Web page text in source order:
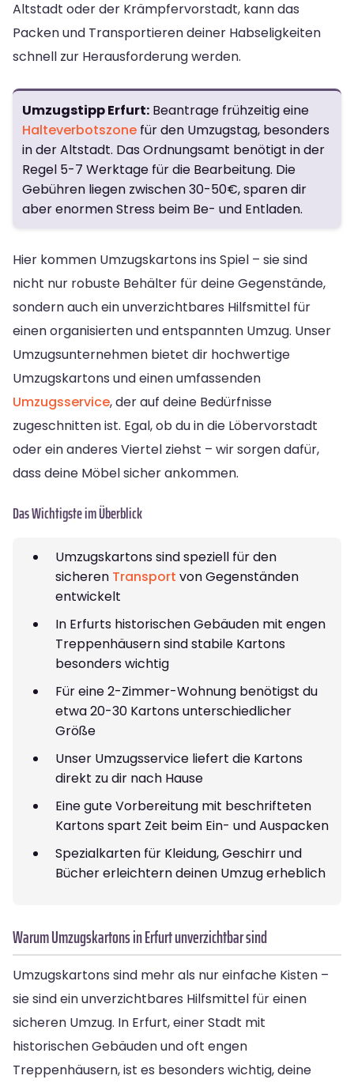
Altstadt oder der Krämpfervorstadt, kann das
Packen und Transportieren deiner Habseligkeiten
schnell zur Herausforderung werden.
Umzugstipp Erfurt: Beantrage frühzeitig eine
Halteverbotszone für den Umzugstag, besonders
in der Altstadt. Das Ordnungsamt benötigt in der
Regel 5-7 Werktage für die Bearbeitung. Die
Gebühren liegen zwischen 30-50€, sparen dir
aber enormen Stress beim Be- und Entladen.
Hier kommen Umzugskartons ins Spiel – sie sind
nicht nur robuste Behälter für deine Gegenstände,
sondern auch ein unverzichtbares Hilfsmittel für
einen organisierten und entspannten Umzug. Unser
Umzugsunternehmen bietet dir hochwertige
Umzugskartons und einen umfassenden
Umzugsservice, der auf deine Bedürfnisse
zugeschnitten ist. Egal, ob du in die Löbervorstadt
oder ein anderes Viertel ziehst – wir sorgen dafür,
dass deine Möbel sicher ankommen.
Das Wichtigste im Überblick
Umzugskartons sind speziell für den
sicheren Transport von Gegenständen
entwickelt
In Erfurts historischen Gebäuden mit engen
Treppenhäusern sind stabile Kartons
besonders wichtig
Für eine 2-Zimmer-Wohnung benötigst du
etwa 20-30 Kartons unterschiedlicher
Größe
Unser Umzugsservice liefert die Kartons
direkt zu dir nach Hause
Eine gute Vorbereitung mit beschrifteten
Kartons spart Zeit beim Ein- und Auspacken
Spezialkarten für Kleidung, Geschirr und
Bücher erleichtern deinen Umzug erheblich
Warum Umzugskartons in Erfurt unverzichtbar sind
Umzugskartons sind mehr als nur einfache Kisten –
sie sind ein unverzichtbares Hilfsmittel für einen
sicheren Umzug. In Erfurt, einer Stadt mit
historischen Gebäuden und oft engen
Treppenhäusern, ist es besonders wichtig, deine